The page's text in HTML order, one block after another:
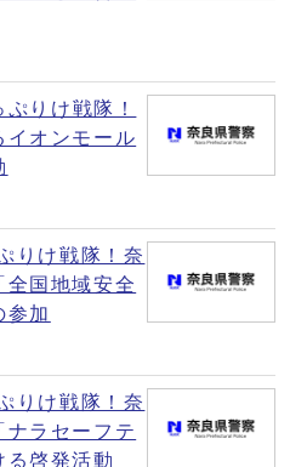
りけ戦隊！
イオンモール
りけ戦隊！奈
全国地域安全
参加
りけ戦隊！奈
ナラセーフテ
る啓発活動